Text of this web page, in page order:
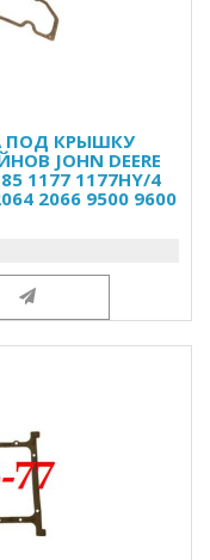
ПОД КРЫШКУ
JOHN DEERE
1177 1177HY/4
2066 9500 9600